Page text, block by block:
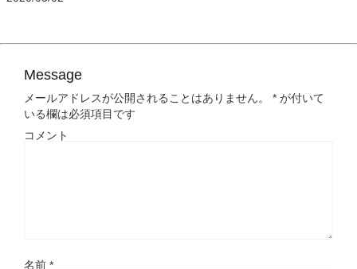
Message
メールアドレスが公開されることはありません。 * が付いて
いる欄は必須項目です
コメント
名前 *